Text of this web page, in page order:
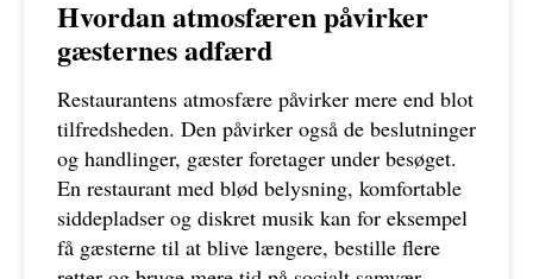
Hvordan atmosfæren påvirker
gæsternes adfærd
Restaurantens atmosfære påvirker mere end blot
tilfredsheden. Den påvirker også de beslutninger
og handlinger, gæster foretager under besøget.
En restaurant med blød belysning, komfortable
siddepladser og diskret musik kan for eksempel
få gæsterne til at blive længere, bestille flere